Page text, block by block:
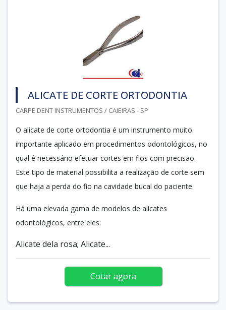
ALICATE DE CORTE ORTODONTIA
CARPE DENT INSTRUMENTOS / CAIEIRAS - SP
O alicate de corte ortodontia é um instrumento muito
importante aplicado em procedimentos odontológicos, no
qual é necessário efetuar cortes em fios com precisão.
Este tipo de material possibilita a realização de corte sem
que haja a perda do fio na cavidade bucal do paciente.
Há uma elevada gama de modelos de alicates
odontológicos, entre eles:
Alicate dela rosa; Alicate...
Cotar agora